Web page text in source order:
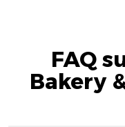
FAQ
Bakery